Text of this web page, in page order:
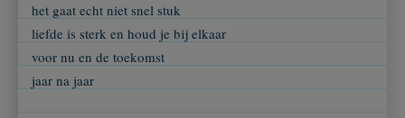
het gaat echt niet snel stuk
liefde is sterk en houd je bij elkaar
voor nu en de toekomst
jaar na jaar